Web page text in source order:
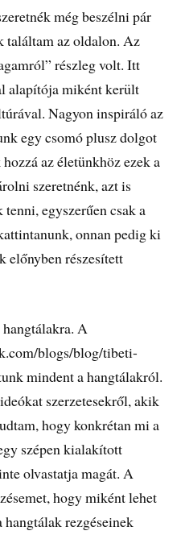
még beszélni pár
találtam az oldalon. Az
részleg volt. Itt
alapítója miként került
Nagyon inspiráló az
egy csomó plusz dolgot
az életünkhöz ezek a
szeretnénk, azt is
egyszerűen csak a
onnan pedig ki
előnyben részesített
A
blogs/blog/tibeti-
mindent a hangtálakról.
szerzetesekről, akik
hogy konkrétan mi a
szépen kialakított
olvastatja magát. A
hogy miként lehet
hangtálak rezgéseinek